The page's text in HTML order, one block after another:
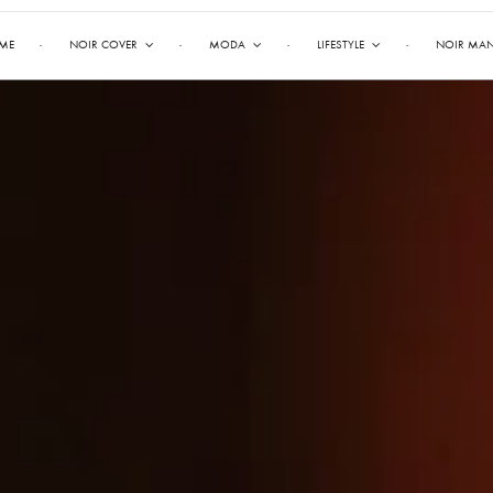
NOIR COVER MODA LIFESTYLE NOIR